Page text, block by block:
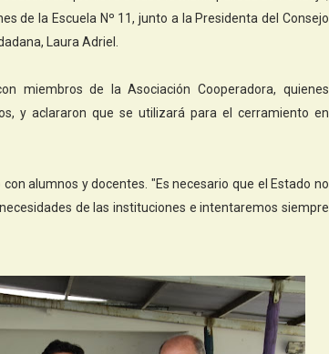
de la Escuela Nº 11, junto a la Presidenta del Consejo
Laura Adriel.
miembros de la Asociación Cooperadora, quienes
y aclararon que se utilizará para el cerramiento en
alumnos y docentes. "Es necesario que el Estado no
de las instituciones e intentaremos siempre